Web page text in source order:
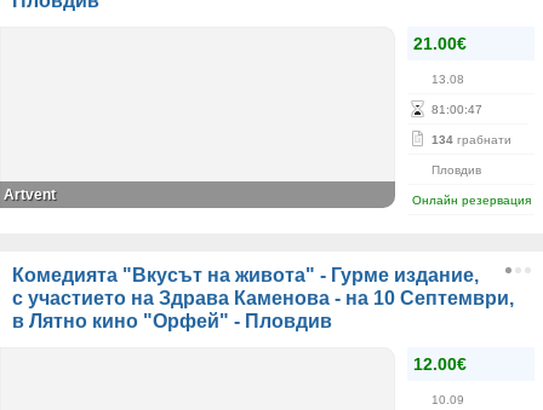
21.00€
13.08
81 :00:46
134 грабнати
Пловдив
Онлайн резервация
Artvent
Комедията "Вкусът на живота" - Гурме издание,
с участието на Здрава Каменова - на 10 Септември,
в Лятно кино "Орфей" - Пловдив
12.00€
10.09